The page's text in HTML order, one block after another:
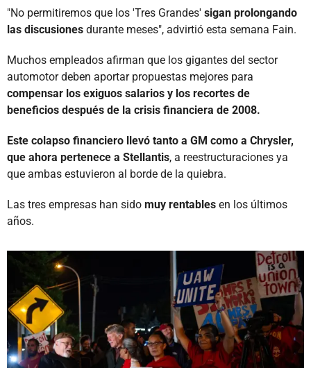
"No permitiremos que los 'Tres Grandes' sigan prolongando
las discusiones durante meses", advirtió esta semana Fain.
Muchos empleados afirman que los gigantes del sector
automotor deben aportar propuestas mejores para
compensar los exiguos salarios y los recortes de
beneficios después de la crisis financiera de 2008.
Este colapso financiero llevó tanto a GM como a Chrysler,
que ahora pertenece a Stellantis, a reestructuraciones ya
que ambas estuvieron al borde de la quiebra.
Las tres empresas han sido muy rentables en los últimos
años.